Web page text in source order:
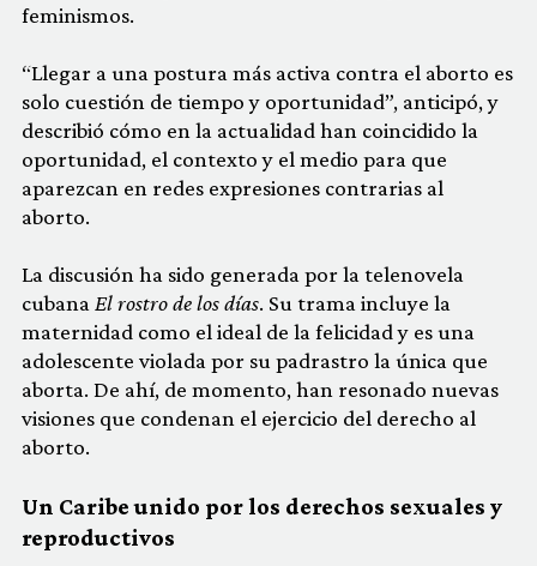
feminismos.
“Llegar a una postura más activa contra el aborto es
solo cuestión de tiempo y oportunidad”, anticipó, y
describió cómo en la actualidad han coincidido la
oportunidad, el contexto y el medio para que
aparezcan en redes expresiones contrarias al
aborto.
La discusión ha sido generada por la telenovela
cubana El rostro de los días. Su trama incluye la
maternidad como el ideal de la felicidad y es una
adolescente violada por su padrastro la única que
aborta. De ahí, de momento, han resonado nuevas
visiones que condenan el ejercicio del derecho al
aborto.
Un Caribe unido por los derechos sexuales y
reproductivos